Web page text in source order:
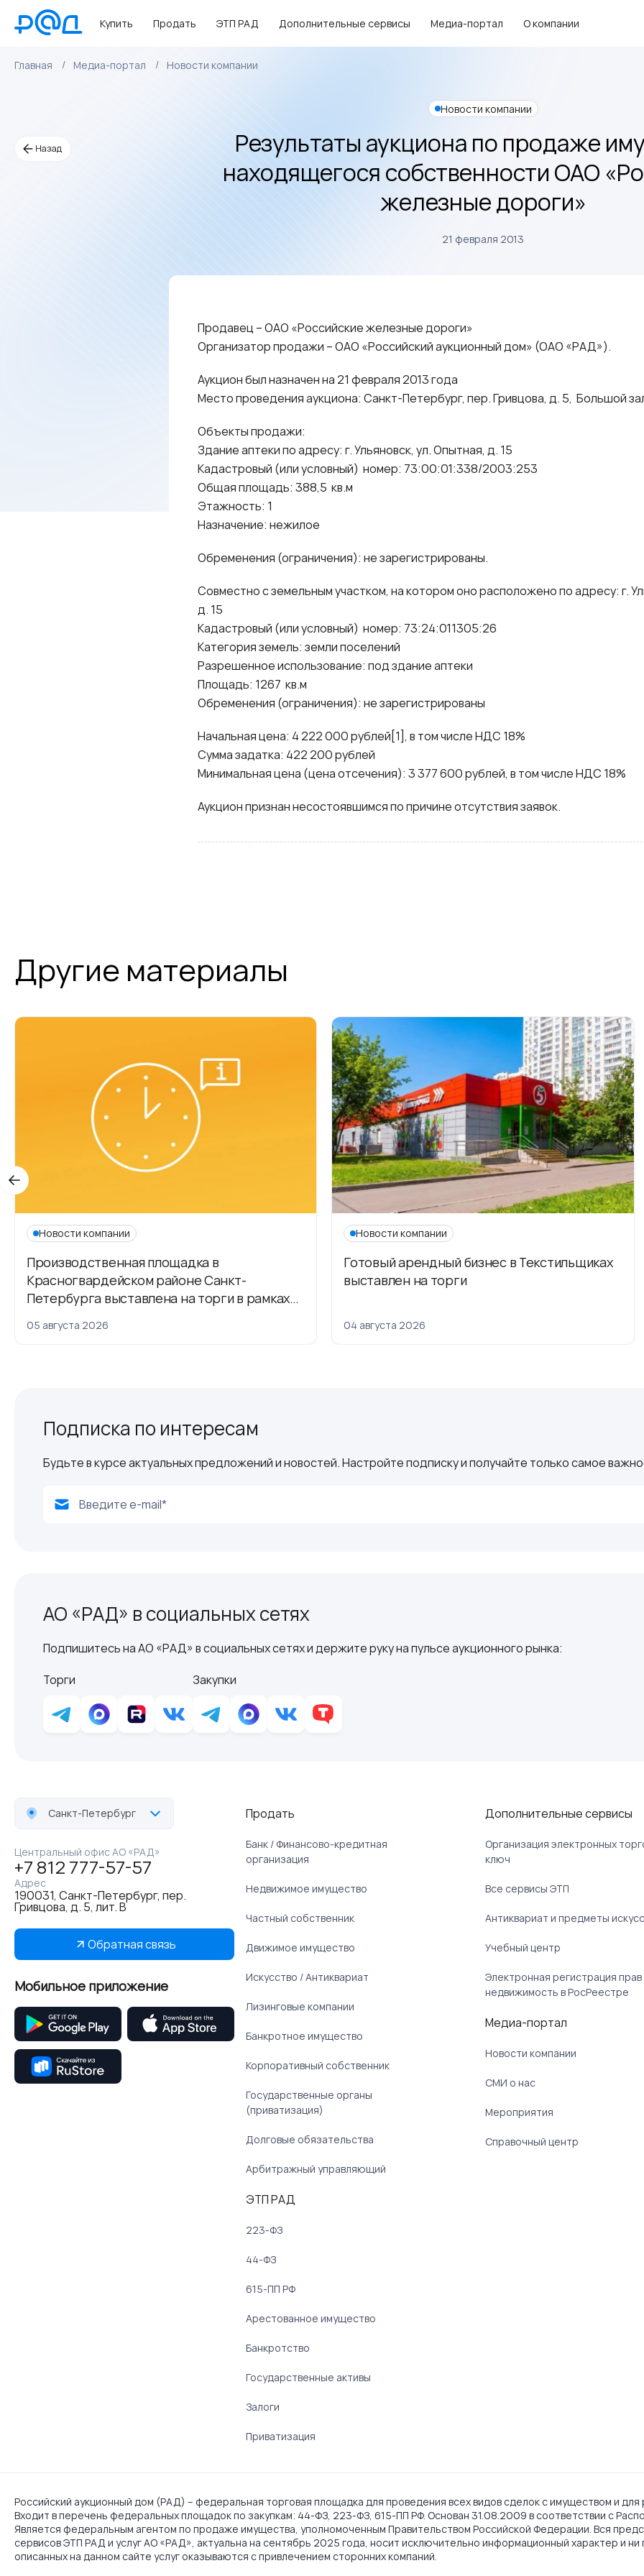
Купить Продать ЭТП РАД Дополнительные сервисы Медиа-портал О компании
Главная Медиа-портал Новости компании
Назад
Новости компании
Результаты аукциона по продаже
находящегося собственности ОАО
железные дороги»
21 февраля 2013
Продавец – ОАО «Российские железные дороги»
Организатор продажи – ОАО «Российский аукционный дом» (ОАО «РАД»).
Аукцион был назначен на 21 февраля 2013 года
Место проведения аукциона: Санкт-Петербург, пер. Гривцова, д. 5, Большой
Объекты продажи:
Здание аптеки по адресу: г. Ульяновск, ул. Опытная, д. 15
Кадастровый (или условный) номер: 73:00:01:338/2003:253
Общая площадь: 388,5 кв.м
Этажность: 1
Назначение: нежилое
Обременения (ограничения): не зарегистрированы.
Совместно с земельным участком, на котором оно расположено по адресу: г.
д. 15
Кадастровый (или условный) номер: 73:24:011305:26
Категория земель: земли поселений
Разрешенное использование: под здание аптеки
Площадь: 1267 кв.м
Обременения (ограничения): не зарегистрированы
Начальная цена: 4 222 000 рублей[1], в том числе НДС 18%
Сумма задатка: 422 200 рублей
Минимальная цена (цена отсечения): 3 377 600 рублей, в том числе НДС 18%
Аукцион признан несостоявшимся по причине отсутствия заявок.
Другие материалы
Новости компании
Производственная площадка в
Красногвардейском районе Санкт-
Петербурга выставлена на торги в рамках
05 августа 2026
Новости компании
Готовый арендный бизнес в Текстильщиках
выставлен на торги
04 августа 2026
Подписка по интересам
Будьте в курсе актуальных предложений и новостей. Настройте подписку и получайте только самое
АО «РАД» в социальных сетях
Подпишитесь на АО «РАД» в социальных сетях и держите руку на пульсе аукционного рынка:
Торги
Закупки
Санкт-Петербург
Центральный офис АО «РАД»
+7 812 777-57-57
Адрес
190031, Санкт-Петербург, пер.
Гривцова, д. 5, лит. В
Обратная связь
Мобильное приложение
Продать
Банк / Финансово-кредитная
организация
Недвижимое имущество
Частный собственник
Движимое имущество
Искусство / Антиквариат
Лизинговые компании
Банкротное имущество
Корпоративный собственник
Государственные органы
(приватизация)
Долговые обязательства
Арбитражный управляющий
ЭТП РАД
223-ФЗ
44-ФЗ
615-ПП РФ
Арестованное имущество
Банкротство
Государственные активы
Залоги
Приватизация
Дополнительные сервисы
Организация электронных
ключ
Все сервисы ЭТП
Антиквариат и предметы
Учебный центр
Электронная регистрация прав
недвижимость в РосРеестре
Медиа-портал
Новости компании
СМИ о нас
Мероприятия
Справочный центр
Российский аукционный дом (РАД) – федеральная торговая площадка для проведения всех видов сделок с имуществом и для
Входит в перечень федеральных площадок по закупкам: 44-ФЗ, 223-ФЗ, 615-ПП РФ. Основан 31.08.2009 в соответствии с
Является федеральным агентом по продаже имущества, уполномоченным Правительством Российской Федерации. Вся
сервисов ЭТП РАД и услуг АО «РАД», актуальна на сентябрь 2025 года, носит исключительно информационный характер и ни
описанных на данном сайте услуг оказываются с привлечением сторонних компаний.